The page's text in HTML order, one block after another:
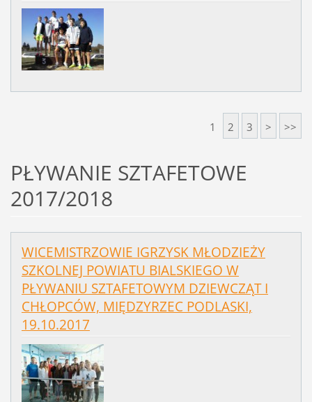
1 2 3 > >>
PŁYWANIE SZTAFETOWE
2017/2018
WICEMISTRZOWIE IGRZYSK MŁODZIEŻY
SZKOLNEJ POWIATU BIALSKIEGO W
PŁYWANIU SZTAFETOWYM DZIEWCZĄT I
CHŁOPCÓW, MIĘDZYRZEC PODLASKI,
19.10.2017